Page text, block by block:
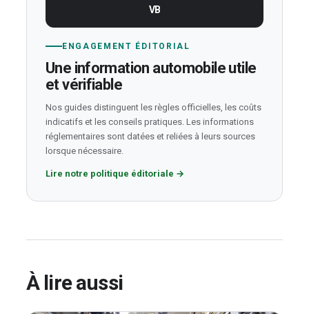
VB
ENGAGEMENT ÉDITORIAL
Une information automobile utile
et vérifiable
Nos guides distinguent les règles officielles, les coûts
indicatifs et les conseils pratiques. Les informations
réglementaires sont datées et reliées à leurs sources
lorsque nécessaire.
Lire notre politique éditoriale →
À lire aussi